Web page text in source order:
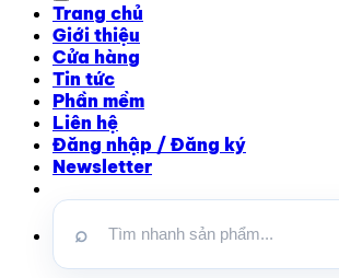
Trang chủ
Giới thiệu
Cửa hàng
Tin tức
Phần mềm
Liên hệ
Đăng nhập / Đăng ký
Newsletter
⌕